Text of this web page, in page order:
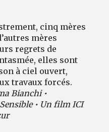
cinq mères
mères
regrets de
elles sont
à ciel ouvert,
travaux forcés.
Bianchi •
• Un film ICI